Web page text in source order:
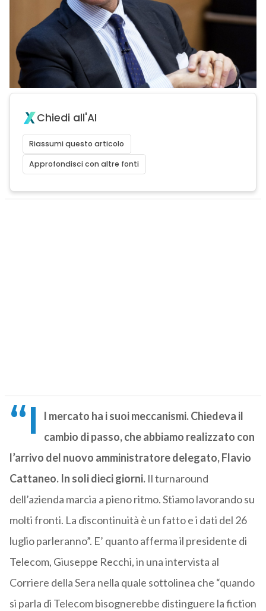
Chiedi all'AI
Riassumi questo articolo
Approfondisci con altre fonti
“I
l mercato ha i suoi meccanismi. Chiedeva il
cambio di passo, che abbiamo realizzato con
l’arrivo del nuovo amministratore delegato, Flavio
Cattaneo. In soli dieci giorni. Il turnaround
dell’azienda marcia a pieno ritmo. Stiamo lavorando su
molti fronti. La discontinuità è un fatto e i dati del 26
luglio parleranno”. E’ quanto afferma il presidente di
Telecom, Giuseppe Recchi, in una intervista al
Corriere della Sera nella quale sottolinea che “quando
si parla di Telecom bisognerebbe distinguere la fiction